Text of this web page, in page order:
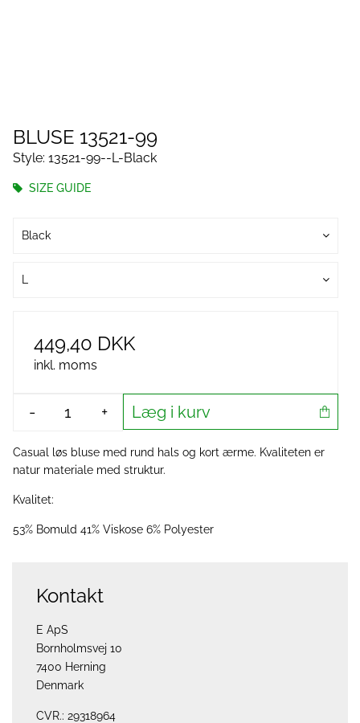
BLUSE 13521-99
Style: 13521-99--L-Black
SIZE GUIDE
Black
449,40 DKK
inkl. moms
- + Læg i kurv
Casual løs bluse med rund hals og kort ærme. Kvaliteten er
natur materiale med struktur.
Kvalitet:
53% Bomuld 41% Viskose 6% Polyester
Kontakt
E ApS
Bornholmsvej 10
7400 Herning
Denmark
CVR.: 29318964